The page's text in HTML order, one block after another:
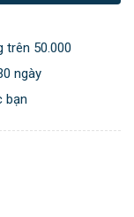
trên 50.000
ngày
bạn